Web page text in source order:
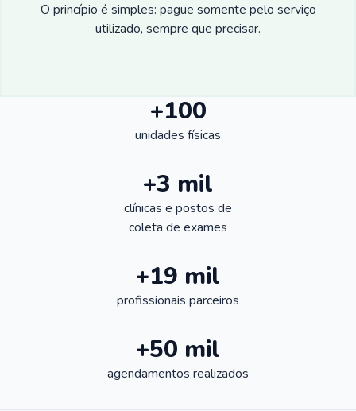
O princípio é simples: pague somente pelo serviço
utilizado, sempre que precisar.
+100
unidades físicas
+3 mil
clínicas e postos de
coleta de exames
+19 mil
profissionais parceiros
+50 mil
agendamentos realizados